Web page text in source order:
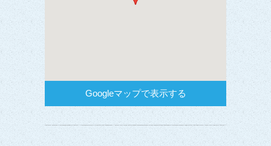
Googleマップで表示する